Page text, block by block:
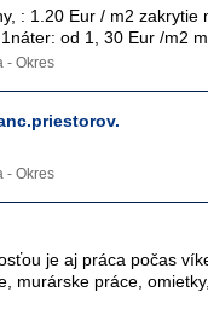
: 1.20 Eur / m2 zakrytie
od 1, 30 Eur /m2
- Okres
- Okres
je aj práca počas
murárske práce,